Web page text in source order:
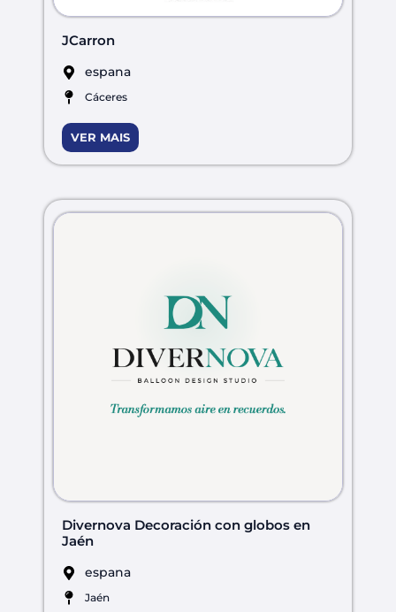
JCarron
espana
Cáceres
VER MAIS
Divernova Decoración con globos en
Jaén
espana
Jaén